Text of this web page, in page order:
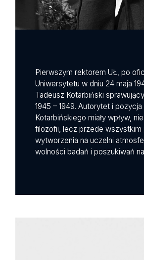
Pierwszym rektorem UŁ, po
Uniwersytetu w dniu 24 maja
Tadeusz Kotarbiński
1945 – 1949. Autorytet i
Kotarbińskiego miały wpływ,
filozofii, lecz przede wszystkim
wytworzenia na uczelni
wolności badań i poszukiwań